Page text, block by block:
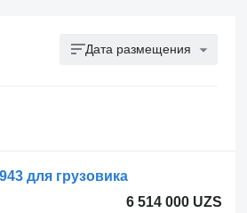
Дата размещения
для грузовика
6 514 000 UZS